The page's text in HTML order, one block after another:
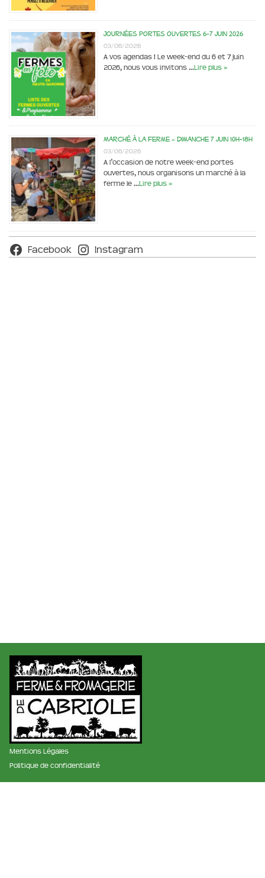
Journées portes ouvertes 6-7 juin 2026
03/06/2026
A vos agendas ! Le week-end du 6 et 7 juin
2026, nous vous invitons …Lire plus »
Marché à la ferme – dimanche 7 juin 10h-18h
03/06/2026
A l’occasion de notre week-end portes
ouvertes, nous organisons un marché à la
ferme le …Lire plus »
Facebook Instagram
Mentions Légales
Politique de confidentialité